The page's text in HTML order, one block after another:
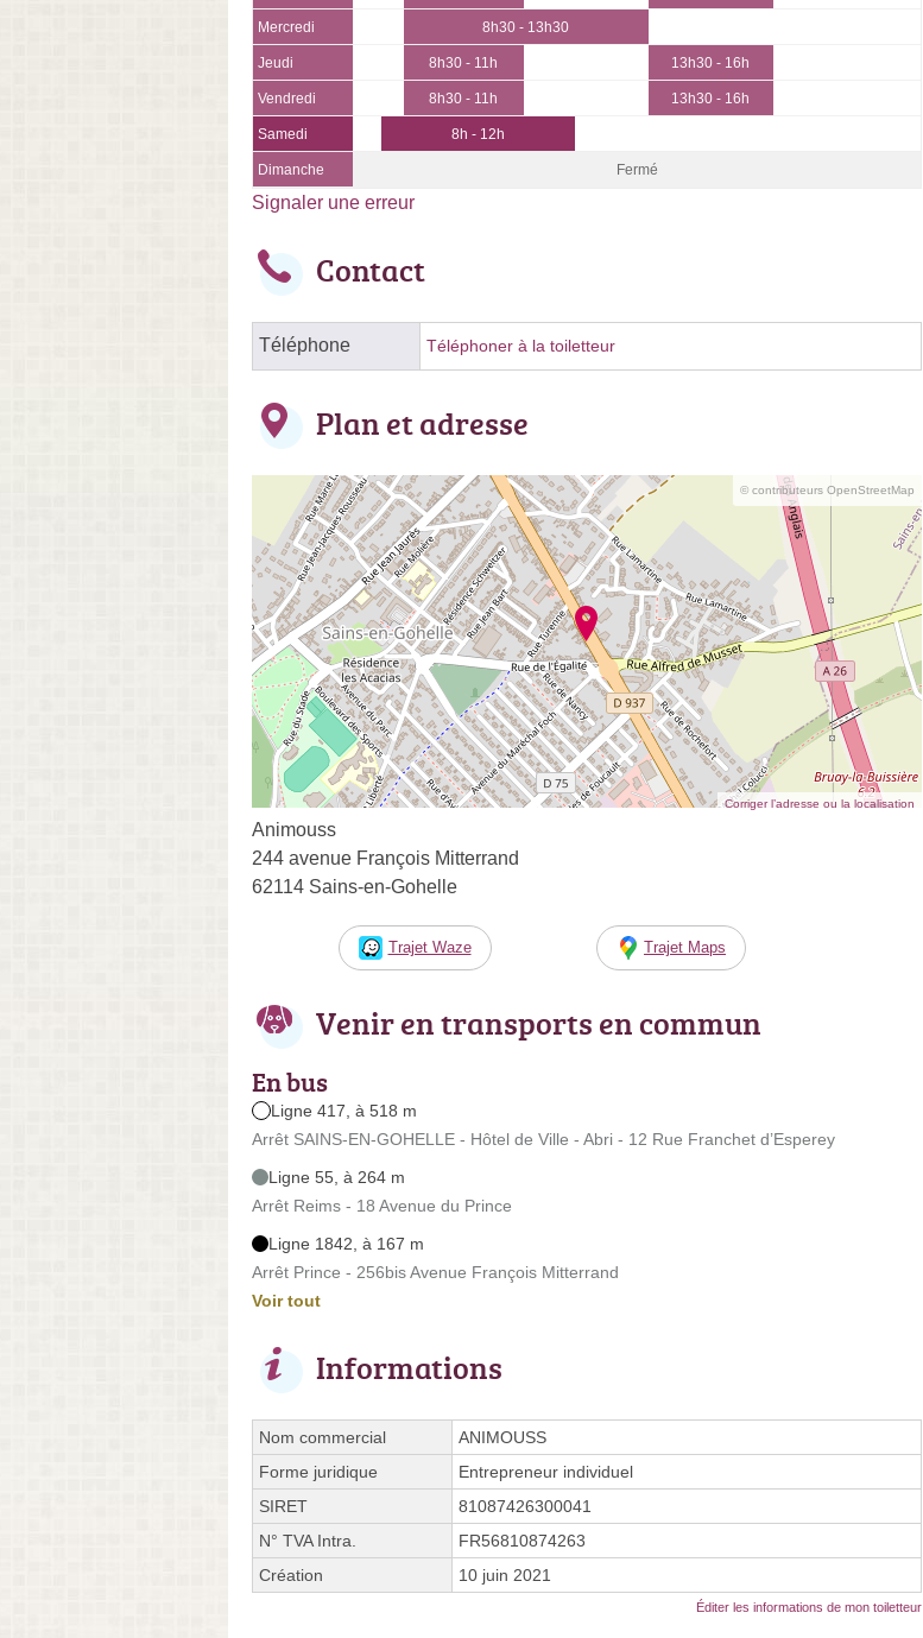
Mercredi 8h30 - 13h30
Jeudi 8h30 - 11h 13h30 - 16h
Vendredi 8h30 - 11h 13h30 - 16h
Samedi 8h - 12h
Dimanche Fermé
Signaler une erreur
Contact
Téléphone Téléphoner à la toiletteur
Plan et adresse
© contributeurs OpenStreetMap
Corriger l’adresse ou la localisation
Animouss
244 avenue François Mitterrand
62114 Sains-en-Gohelle
Trajet Waze Trajet Maps
Venir en transports en commun
En bus
Ligne 417, à 518 m
Arrêt SAINS-EN-GOHELLE - Hôtel de Ville - Abri - 12 Rue Franchet d’Esperey
Ligne 55, à 264 m
Arrêt Reims - 18 Avenue du Prince
Ligne 1842, à 167 m
Arrêt Prince - 256bis Avenue François Mitterrand
Voir tout
Informations
Nom commercial
ANIMOUSS
Forme juridique
Entrepreneur individuel
SIRET
81087426300041
N° TVA Intra.
FR56810874263
Création
10 juin 2021
Éditer les informations de mon toiletteur